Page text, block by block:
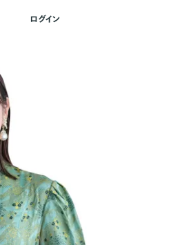
ログイン